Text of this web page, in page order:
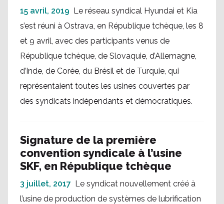
15 avril, 2019 Le réseau syndical Hyundai et Kia
s’est réuni à Ostrava, en République tchèque, les 8
et 9 avril, avec des participants venus de
République tchèque, de Slovaquie, d’Allemagne,
d’Inde, de Corée, du Brésil et de Turquie, qui
représentaient toutes les usines couvertes par
des syndicats indépendants et démocratiques.
Signature de la première
convention syndicale à l’usine
SKF, en République tchèque
3 juillet, 2017 Le syndicat nouvellement créé à
l’usine de production de systèmes de lubrification